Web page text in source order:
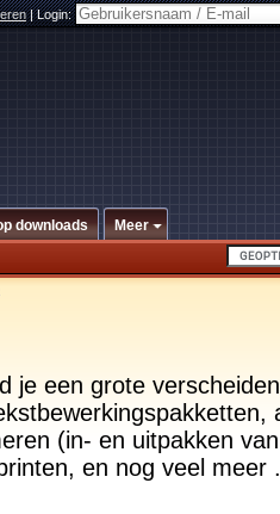
|Login:
downloads Meer
je een grote
(in- en uitpakken
en nog veel meer